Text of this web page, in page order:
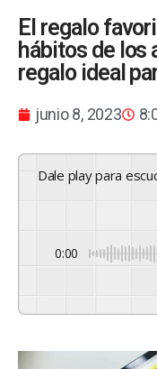
El regalo
hábitos de los
regalo ideal
junio 8, 2023
Dale play para
0:00